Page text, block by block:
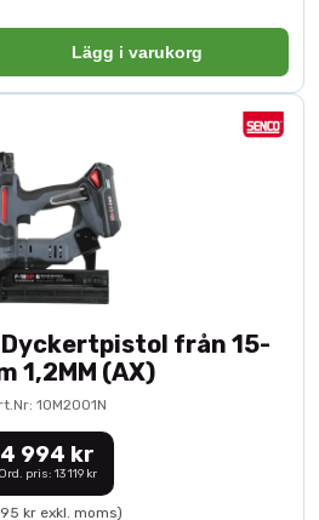
Lägg i varukorg
Dyckertpistol från 15-
1,2MM (AX)
10M2001N
4 994 kr
Ord. pris: 13 119 kr
kr exkl. moms)